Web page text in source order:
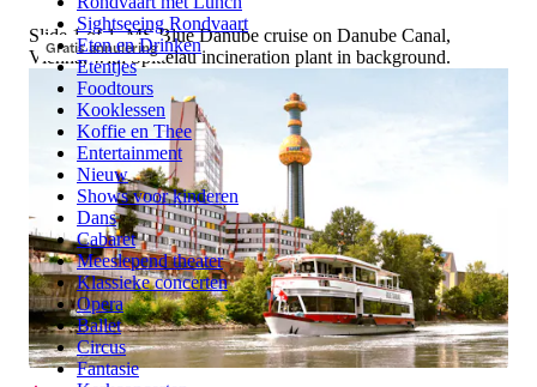
Sightseeing Rondvaart
Eten en Drinken
Etentjes
Foodtours
Kooklessen
Koffie en Thee
Entertainment
Nieuw
Shows voor kinderen
Dans
Cabaret
Meeslepend theater
Klassieke concerten
Opera
Ballet
Circus
Fantasie
Gratis annulering
Slide 1 of 1, MS Blue Danube cruise on Danube Canal,
Vienna, with Spittelau incineration plant in background.